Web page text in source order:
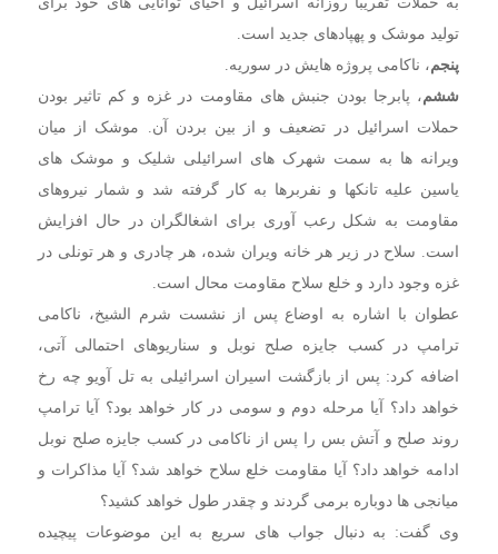
تولید موشک و پهپادهای جدید است.
پنجم، ناکامی پروژه هایش در سوریه.
ششم، پابرجا بودن جنبش های مقاومت در غزه و کم تاثیر بودن
حملات اسرائیل در تضعیف و از بین بردن آن. موشک از میان
ویرانه ها به سمت شهرک های اسرائیلی شلیک و موشک های
یاسین علیه تانکها و نفربرها به کار گرفته شد و شمار نیروهای
مقاومت به شکل رعب آوری برای اشغالگران در حال افزایش
است. سلاح در زیر هر خانه ویران شده، هر چادری و هر تونلی در
غزه وجود دارد و خلع سلاح مقاومت محال است.
عطوان با اشاره به اوضاع پس از نشست شرم الشیخ، ناکامی
ترامپ در کسب جایزه صلح نوبل و سناریوهای احتمالی آتی،
اضافه کرد: پس از بازگشت اسیران اسرائیلی به تل آویو چه رخ
خواهد داد؟ آیا مرحله دوم و سومی در کار خواهد بود؟ آیا ترامپ
روند صلح و آتش بس را پس از ناکامی در کسب جایزه صلح نوبل
ادامه خواهد داد؟ آیا مقاومت خلع سلاح خواهد شد؟ آیا مذاکرات و
میانجی ها دوباره برمی گردند و چقدر طول خواهد کشید؟
وی گفت: به دنبال جواب های سریع به این موضوعات پیچیده